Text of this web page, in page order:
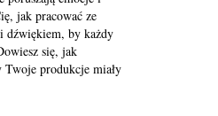
jak pracować ze
dźwiękiem, by każdy
się, jak
Twoje produkcje miały